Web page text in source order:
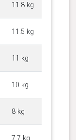
11.8 kg
11.5 kg
11 kg
10 kg
8 kg
7.7 kg